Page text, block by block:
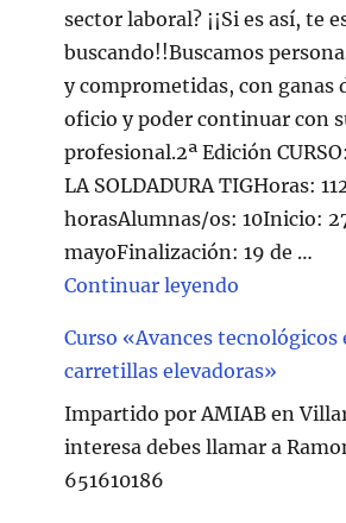
sector laboral? ¡¡Si es así, te
buscando!!Buscamos
y comprometidas, con ganas
oficio y poder continuar con
profesional.2ª Edición
LA SOLDADURA TIGHoras:
horasAlumnas/os: 10Inicio:
mayoFinalización: 19 de …
Continuar leyendo
Curso «Avances tecnológicos
carretillas elevadoras»
Impartido por AMIAB en
interesa debes llamar a
651610186